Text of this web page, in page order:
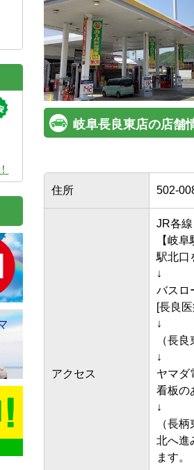
岐阜長良東店の店舗
住所 502-
アクセス
JR各線
【岐
駅北口
↓
バスロ
[長良
↓
（長
↓
ヤマダ
看板の
↓
（長
北へ進
ます。